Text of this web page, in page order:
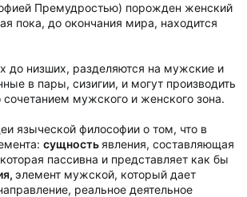
Премудростью) порожден женский
пока, до окончания мира, находится
до низших, разделяются на мужские и
в пары, сизигии, и могут производить
сочетанием мужского и женского зона.
языческой философии о том, что в
сущность явления, составляющая
пассивна и представляет как бы
элемент мужской, который дает
реальное деятельное